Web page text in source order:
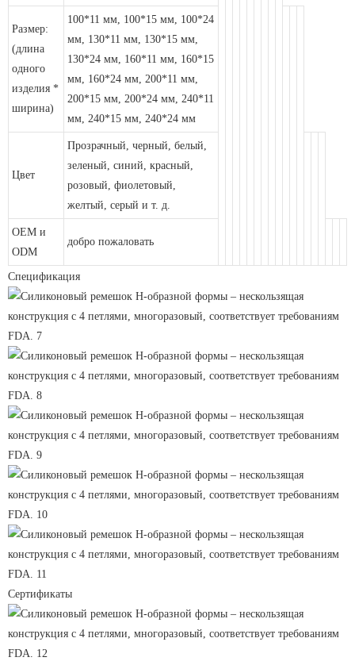
Размер:
(длина
одного
изделия *
ширина)
100*11 мм, 100*15 мм, 100*24
мм, 130*11 мм, 130*15 мм,
130*24 мм, 160*11 мм, 160*15
мм, 160*24 мм, 200*11 мм,
200*15 мм, 200*24 мм, 240*11
мм, 240*15 мм, 240*24 мм
Цвет
Прозрачный, черный, белый,
зеленый, синий, красный,
розовый, фиолетовый,
желтый, серый и т. д.
OEM и
ODM
добро пожаловать
Спецификация
Сертификаты